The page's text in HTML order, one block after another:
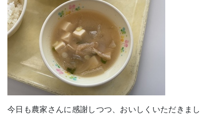
今日も農家さんに感謝しつつ、おいしくいただきまし